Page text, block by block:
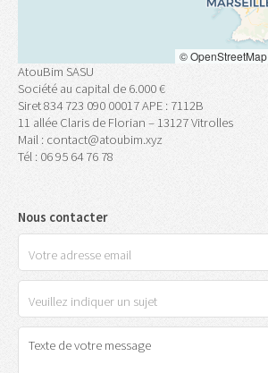
©OpenStreetMap
AtouBim SASU
Société au capital de 6.000 €
Siret 834 723 090 00017 APE : 7112B
11 allée Claris de Florian – 13127 Vitrolles
Mail : contact@atoubim.xyz
Tél : 06 95 64 76 78
Nous contacter